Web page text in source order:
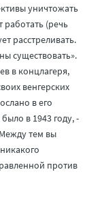
уничтожать
работать (речь
расстреливать.
существовать».
в концлагеря,
венгерских
в его
в 1943 году, -
тем вы
против